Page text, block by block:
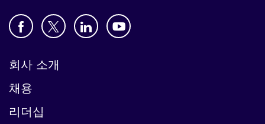
회사 소개
채용
리더십